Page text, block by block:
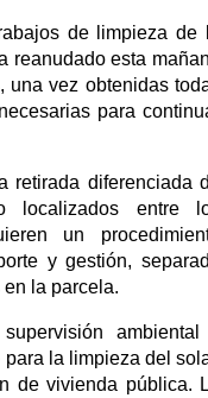
de limpieza de
reanudado esta
una vez obtenidas
para
retirada diferenciada
localizados entre
un
y gestión,
la parcela.
ambiental
la limpieza del
de vivienda pública.